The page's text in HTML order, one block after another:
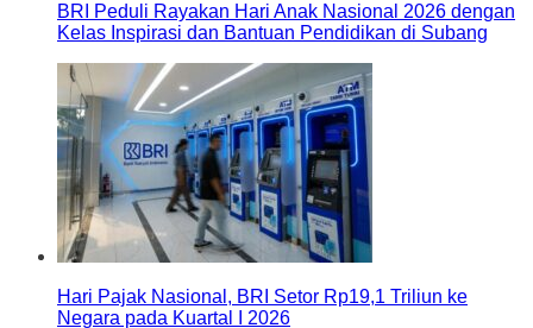
BRI Peduli Rayakan Hari Anak Nasional 2026 dengan
Kelas Inspirasi dan Bantuan Pendidikan di Subang
Hari Pajak Nasional, BRI Setor Rp19,1 Triliun ke
Negara pada Kuartal I 2026